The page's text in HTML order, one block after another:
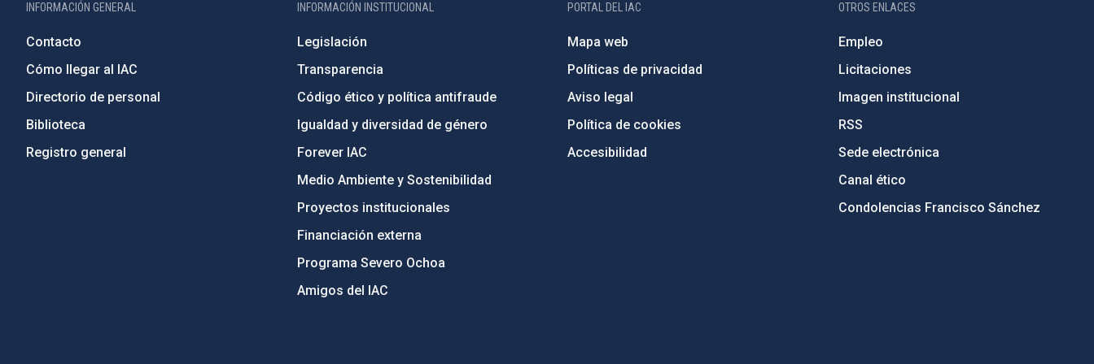
INFORMACIÓN GENERAL
Contacto
Cómo llegar al IAC
Directorio de personal
Biblioteca
Registro general
INFORMACIÓN INSTITUCIONAL
Legislación
Transparencia
Código ético y política antifraude
Igualdad y diversidad de género
Forever IAC
Medio Ambiente y Sostenibilidad
Proyectos institucionales
Financiación externa
Programa Severo Ochoa
Amigos del IAC
PORTAL DEL IAC
Mapa web
Políticas de privacidad
Aviso legal
Política de cookies
Accesibilidad
OTROS ENLACES
Empleo
Licitaciones
Imagen institucional
RSS
Sede electrónica
Canal ético
Condolencias Francisco Sánchez